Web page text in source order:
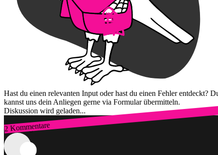
Hast du einen relevanten Input oder hast du einen Fehler entdeckt?
kannst uns dein Anliegen gerne via Formular übermitteln.
Diskussion wird geladen...
2 Kommentare
Zum Login